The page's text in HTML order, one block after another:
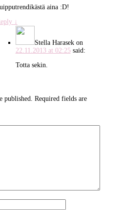
aina :D!
↓
Stella Harasekon
22.11.2013 at 02:25 said:
Totta sekin.
published. Required fields are